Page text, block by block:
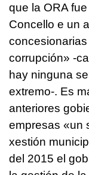
que la ORA fue
Concello e un
corrupción» -
hay ninguna
extremo-. Es
anteriores
empresas «un
xestión
del 2015 el